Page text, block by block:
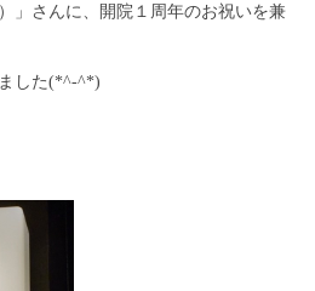
」さんに、開院１周年のお祝いを兼
した(*^-^*)